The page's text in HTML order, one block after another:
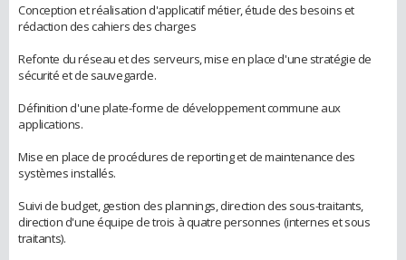
Conception et réalisation d'applicatif métier, étude des besoins et
rédaction des cahiers des charges
Refonte du réseau et des serveurs, mise en place d'une stratégie de
sécurité et de sauvegarde.
Définition d'une plate-forme de développement commune aux
applications.
Mise en place de procédures de reporting et de maintenance des
systèmes installés.
Suivi de budget, gestion des plannings, direction des sous-traitants,
direction d'une équipe de trois à quatre personnes (internes et sous
traitants).